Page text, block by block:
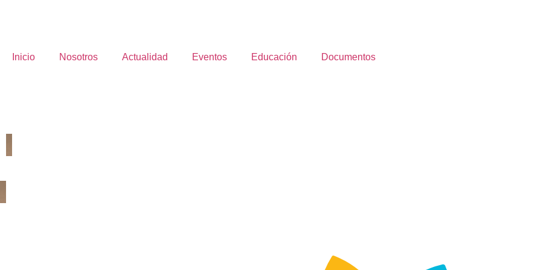
Inicio Nosotros Actualidad Eventos Educación Documentos